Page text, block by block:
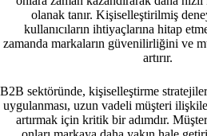
olanak tanır. Kişiselleştirilmiş
kullanıcıların ihtiyaçlarına hitap
zamanda markaların güvenilirliğini ve
artırır.
B2B sektöründe, kişiselleştirme
uygulanması, uzun vadeli müşteri
artırmak için kritik bir adımdır.